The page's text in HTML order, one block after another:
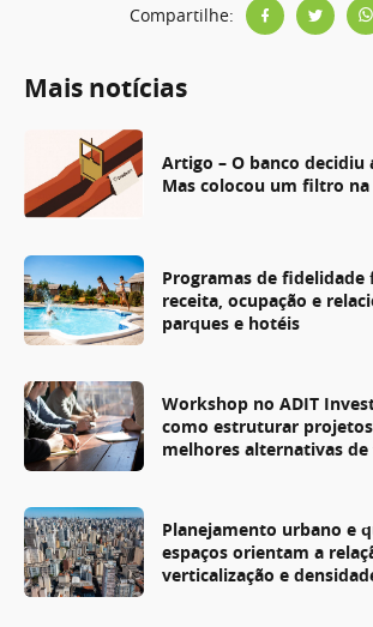
Compartilhe:
Mais notícias
Artigo – O banco
Mas colocou um filtro na
Programas de fidelidade
receita, ocupação e
parques e hotéis
Workshop no ADIT
como estruturar projetos
melhores alternativas
Planejamento urbano e
espaços orientam a
verticalização e